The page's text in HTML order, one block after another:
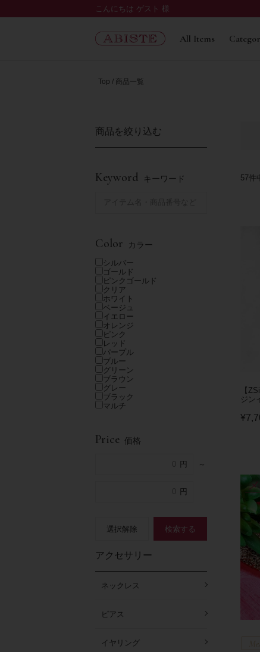
こんにちは ゲスト 様
All Items
Top 商品一覧
商品を絞り込む
Keyword キーワード
Color カラー
シルバー
ゴールド
ピンクゴールド
クリア
ホワイト
ベージュ
イエロー
オレンジ
ピンク
レッド
パープル
ブルー
グリーン
ブラウン
グレー
ブラック
マルチ
Price 価格
～
アクセサリー
ネックレス
ピアス
イヤリング
57件
【
ジン
¥